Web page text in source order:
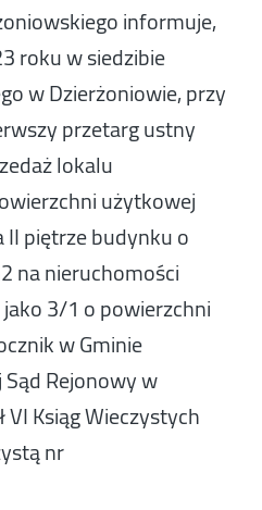
informuje,
roku w siedzibie
w Dzierżoniowie, przy
przetarg ustny
lokalu
użytkowej
piętrze budynku o
na nieruchomości
3/1 o powierzchni
w Gminie
Rejonowy w
Ksiąg Wieczystych
nr